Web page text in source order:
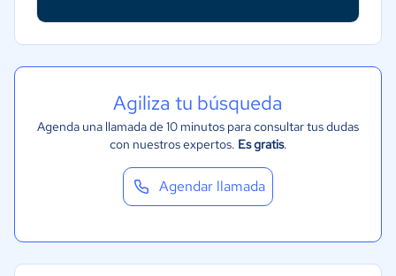
Agiliza tu búsqueda
Agenda una llamada de 10 minutos para consultar tus dudas
con nuestros expertos. Es gratis.
Agendar llamada